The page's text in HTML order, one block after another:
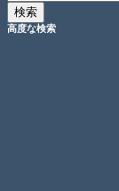
高度な検索